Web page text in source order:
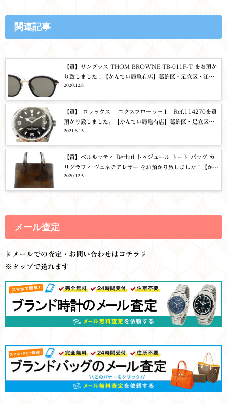
関連記事
【質】サングラス THOM BROWNE TB-011F-T をお預か
り致しました！【かんてい局亀有店】葛飾区・足立区・江戸
川区・荒川区・松戸市・八潮市
2020.12.8
【質】 ロレックス エクスプローラーⅠ Ref.114270を質
預かり致しました。【かんてい局亀有店】葛飾区・足立区・
江戸川区・荒川区・松戸市・八潮市・横浜市
2021.8.15
【質】ベルルッティ Berluti トゥジュール トート バッグ カ
リグラフィ ヴェネチアレザー をお預かり致しました！【かん
てい局亀有店】葛飾区・足立区・江戸川区・荒川区・松戸
2020.12.5
メール査定
☟ メールでの査定・お問い合わせはコチラ☟
※タップで送れます